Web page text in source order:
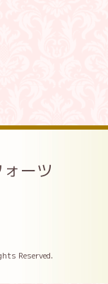
ーツ
Reserved.